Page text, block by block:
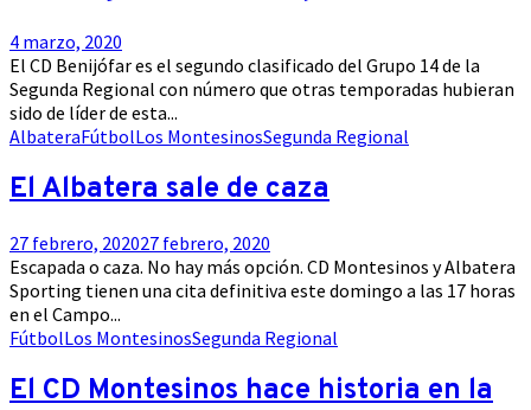
4 marzo, 2020
El CD Benijófar es el segundo clasificado del Grupo 14 de la
Segunda Regional con número que otras temporadas hubieran
sido de líder de esta...
AlbateraFútbolLos MontesinosSegunda Regional
El Albatera sale de caza
27 febrero, 202027 febrero, 2020
Escapada o caza. No hay más opción. CD Montesinos y Albatera
Sporting tienen una cita definitiva este domingo a las 17 horas
en el Campo...
FútbolLos MontesinosSegunda Regional
El CD Montesinos hace historia en la